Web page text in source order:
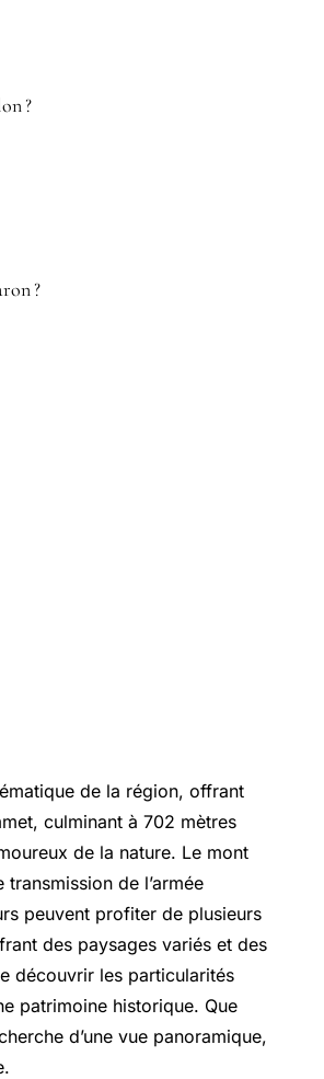
?
?
de la région, offrant
culminant à 702 mètres
de la nature. Le mont
de l’armée
peuvent profiter de plusieurs
des paysages variés et des
découvrir les particularités
patrimoine historique. Que
d’une vue panoramique,